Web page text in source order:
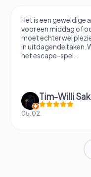
is een geweldige activiteit
een middag of ochtend. Je
echter wel plezier hebben
taken. Wij hebben
spel...
Tim-Willi Sakowski